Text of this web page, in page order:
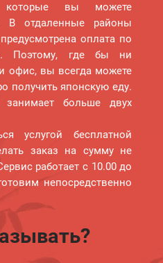
которые вы можете
В отдаленные районы
оплата по
Поэтому, где бы ни
офис, вы всегда можете
получить японскую еду.
больше двух
услугой бесплатной
заказ на сумму не
работает с 10.00 до
непосредственно